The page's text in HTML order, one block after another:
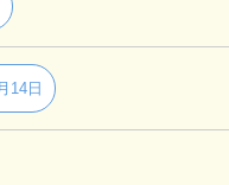
14日